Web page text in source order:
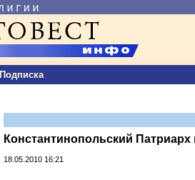
Подписка
Константинопольский
18.05.2010 16:21